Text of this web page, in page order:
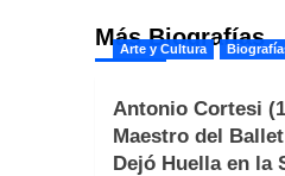
Más Biografías
Arte y Cultura
Antonio Cortesi
Maestro del
Dejó Huella en la